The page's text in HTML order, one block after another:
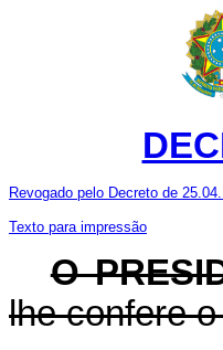
Revogado pelo Decreto de
Texto para impressão
O
lhe confere